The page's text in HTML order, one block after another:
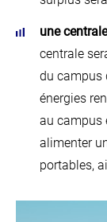
une
centrale
du campus
énergies
au campus
alimenter
portables,